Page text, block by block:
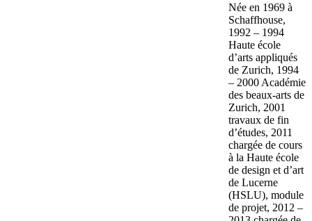
Née en 1969 à
Schaffhouse,
1992 – 1994
Haute école
d’arts appliqués
de Zurich, 1994
– 2000 Académie
des beaux-arts de
Zurich, 2001
travaux de fin
d’études, 2011
chargée de cours
à la Haute école
de design et d’art
de Lucerne
(HSLU), module
de projet, 2012 –